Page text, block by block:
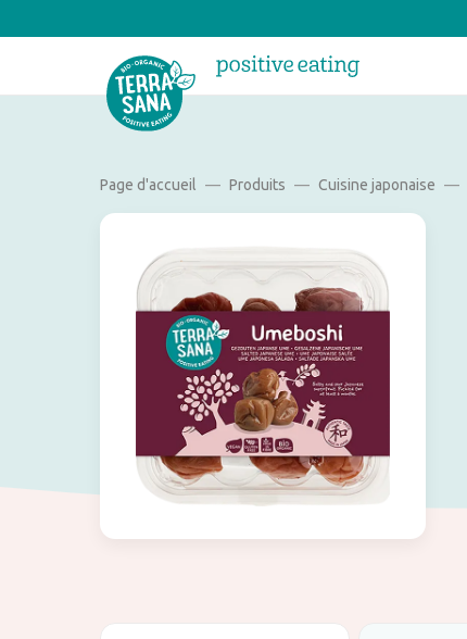
Page d'accueil Produits Cuisine japonaise